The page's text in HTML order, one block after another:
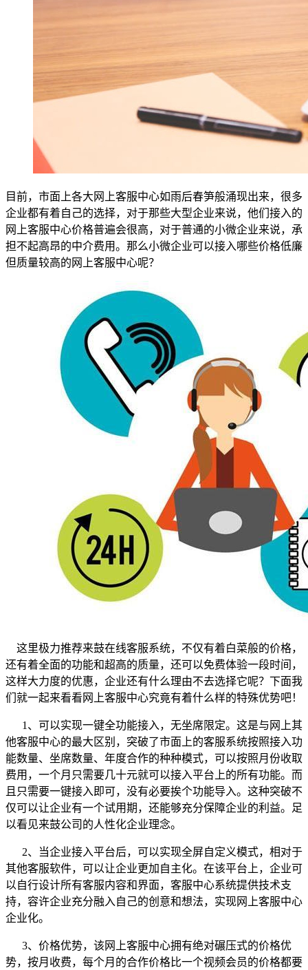
目前，市面上各大网上客服中心如雨后春笋般涌现出来，很多
企业都有着自己的选择，对于那些大型企业来说，他们接入的
网上客服中心价格普遍会很高，对于普通的小微企业来说，承
担不起高昂的中介费用。那么小微企业可以接入哪些价格低廉
但质量较高的网上客服中心呢？
这里极力推荐来鼓在线客服系统，不仅有着白菜般的价格，
还有着全面的功能和超高的质量，还可以免费体验一段时间，
这样大力度的优惠，企业还有什么理由不去选择它呢？下面我
们就一起来看看网上客服中心究竟有着什么样的特殊优势吧！
1、可以实现一键全功能接入，无坐席限定。这是与网上其
他客服中心的最大区别，突破了市面上的客服系统按照接入功
能数量、坐席数量、年度合作的种种模式，可以按照月份收取
费用，一个月只需要几十元就可以接入平台上的所有功能。而
且只需要一键接入即可，没有必要挨个功能导入。这种突破不
仅可以让企业有一个试用期，还能够充分保障企业的利益。足
以看见来鼓公司的人性化企业理念。
2、当企业接入平台后，可以实现全屏自定义模式，相对于
其他客服软件，可以让企业更加自主化。在该平台上，企业可
以自行设计所有客服内容和界面，客服中心系统提供技术支
持，容许企业充分融入自己的创意和想法，实现网上客服中心
企业化。
3、价格优势，该网上客服中心拥有绝对碾压式的价格优
势，按月收费，每个月的合作价格比一个视频会员的价格都要